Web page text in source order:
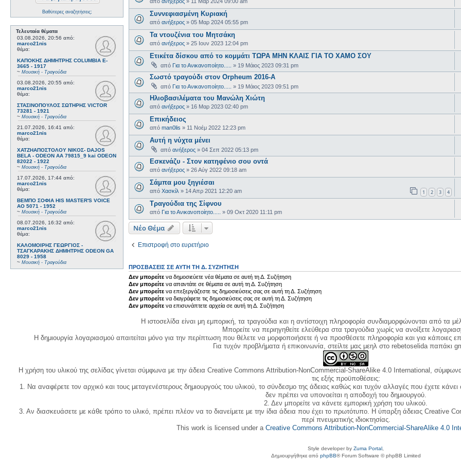
Βαθύτερες αναζητήσεις;
Τελευταία θέματα
03.08.2026, 20:56 από:
marco21nis
θέμα:
ΚΑΠΟΚΗΣ ΔΗΜΗΤΡΗΣ COLUMBIA E-
3665 - 1917
~ Μουσική - Τραγούδια
03.08.2026, 20:55 από:
marco21nis
θέμα:
ΣΤΑΣΙΝΟΠΟΥΛΟΣ ΣΩΤΗΡΗΣ VICTOR
73281 - 1921
~ Μουσική - Τραγούδια
21.07.2026, 16:41 από:
marco21nis
θέμα:
ΧΑΤΖΗΑΠΟΣΤΟΛΟΥ ΝΙΚΟΣ- DAJOS
BELA - ODEON AA 79815_9 kai ODEON
82022 - 1922
~ Μουσική - Τραγούδια
17.07.2026, 17:44 από:
marco21nis
θέμα:
ΒΕΜΠΟ ΣΟΦΙΑ HIS MASTER'S VOICE
AO 5071 - 1952
~ Μουσική - Τραγούδια
08.07.2026, 16:32 από:
marco21nis
θέμα:
ΚΑΛΟΜΟΙΡΗΣ ΓΕΩΡΓΙΟΣ -
ΤΣΑΓΚΑΡΑΚΗΣ ΔΗΜΗΤΡΗΣ ODEON GA
8029 - 1958
~ Μουσική - Τραγούδια
Συννεφιασμένη Κυριακή
από ανήξερος » 05 Μαρ 2024 05:55 pm
Τα ντουζένια του Μητσάκη
από ανήξερος » 25 Ιουν 2023 12:04 pm
Ετικέτα δίσκου από το κομμάτι ΤΩΡΑ ΜΗΝ ΚΛΑΙΣ ΓΙΑ ΤΟ ΧΑΜΟ ΣΟΥ
από Για το Ανικανοποίητο..... » 19 Μάιος 2023 09:31 pm
Σωστό τραγούδι στον Οrpheum 2016-Α
από Για το Ανικανοποίητο..... » 19 Μάιος 2023 09:51 pm
Ηλιοβασιλέματα του Μανώλη Χιώτη
από ανήξερος » 16 Μαρ 2023 02:40 pm
Επικήδειος
από man0lis » 11 Νοέμ 2022 12:23 pm
Αυτή η νύχτα μένει
από ανήξερος » 04 Σεπ 2022 05:13 pm
Εσκενάζυ - Στον κατηφένιο σου οντά
από ανήξερος » 26 Αύγ 2022 09:18 am
Σάμπα μου ξηγιέσαι
από Χασκίλ » 14 Απρ 2021 12:20 am 1 2 3 4
Τραγούδια της Σίφνου
από Για το Ανικανοποίητο..... » 09 Οκτ 2020 11:11 pm
Νέο Θέμα
Επιστροφή στο ευρετήριο
ΠΡΟΣΒΆΣΕΙΣ ΣΕ ΑΥΤΉ ΤΗ Δ. ΣΥΖΉΤΗΣΗ
Δεν μπορείτε να δημοσιεύετε νέα θέματα σε αυτή τη Δ. Συζήτηση
Δεν μπορείτε να απαντάτε σε θέματα σε αυτή τη Δ. Συζήτηση
Δεν μπορείτε να επεξεργάζεστε τις δημοσιεύσεις σας σε αυτή τη Δ. Συζήτηση
Δεν μπορείτε να διαγράφετε τις δημοσιεύσεις σας σε αυτή τη Δ. Συζήτηση
Δεν μπορείτε να επισυνάπτετε αρχεία σε αυτή τη Δ. Συζήτηση
Η ιστοσελίδα είναι μη εμπορική, τα τραγούδια και η αντίστοιχη πληροφορία συνδιαμορφώνονται από τα
Μπορείτε να περιηγηθείτε ελεύθερα στα τραγούδια χωρίς να ανοίξετε
Η δημιουργία λογαριασμού απαιτείται μόνο για την περίπτωση που θέλετε να μορφοποιήσετε ή να προσθέσετε πληροφορία και για κάποιες
Για τυχόν προβλήματα ή επικοινωνία, στείλτε μας μεηλ στο rebetoselida παπάκι
Η χρήση του υλικού της σελίδας γίνεται σύμφωνα με την άδεια Creative Commons Attribution-NonCommercial-ShareAlike 4.0 International, σύμφωνα
τις εξής προϋποθέσεις:
1. Να αναφέρετε τον αρχικό και τους μεταγενέστερους δημιουργούς του υλικού, το σύνδεσμο της άδειας καθώς και τυχόν αλλαγές που έχετε
δεν πρέπει να υπονοείται η αποδοχή του δημιουργού.
2. Δεν μπορείτε να κάνετε εμπορική χρήση του υλικού.
3. Αν διασκευάσετε με κάθε τρόπο το υλικό, πρέπει πλέον να το διανείμετε με την ίδια άδεια που έχει το πρωτότυπο. Η ύπαρξη άδειας Creative
περί πνευματικής ιδιοκτησίας.
This work is licensed under a Creative Commons Attribution-NonCommercial-ShareAlike 4.0
Style developer by Zuma Portal
Δημιουργήθηκε από phpBB® Forum Software © phpBB Limited